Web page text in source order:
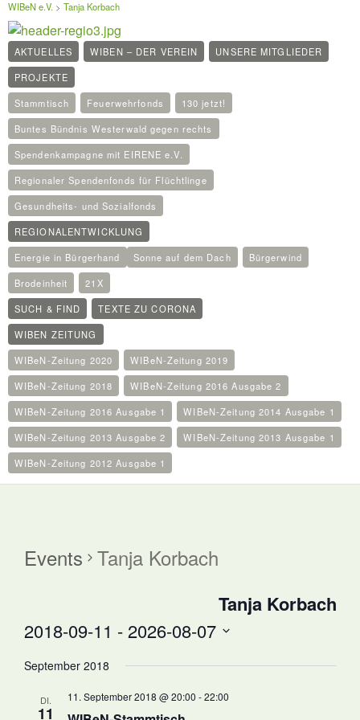
WIBeN e.V. > Tanja Korbach
AKTUELLES WIBEN – DER VEREIN
UNSERE MITGLIEDER
PROJEKTE
Stammtisch
Feuerwehrfonds
130 jetzt!
Buntes Bündnis Westerwald gegen rechts
Spendenkampagne mit EIRENE e.V.
Regionaler Spendenfonds für Flüchtlinge
Gesundheits- und Sozialfonds
REGIONALENTWICKLUNG
Energie in Bürgerhand
Sonne auf dem Dach
Bürgerwind
Brodeinheit
21X
SUCH & FIND
TEXTE ZU CORONA
WIBEN ZEITUNG
WIBeN-Zeitung 2020
WIBeN-Zeitung 2019
WIBeN-Zeitung 2018
WIBeN-Zeitung 2016 Ausgabe 2
WIBeN-Zeitung 2016 Ausgabe 1
WIBeN-Zeitung 2014 Ausgabe 1
WIBeN-Zeitung 2013 Ausgabe 2
WIBeN-Zeitung 2013 Ausgabe 1
WIBeN-Zeitung 2012 Ausgabe 1
Events Tanja Korbach
Tanja Korbach
2018-09-11 - 2026-08-07
date.
September 2018
DI.
11
11. September 2018 @ 20:00 -22:00